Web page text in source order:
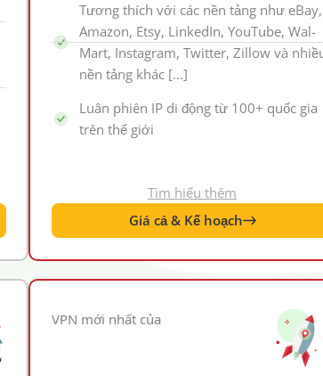
Tương thích với các nền tảng như eBay,
Amazon, Etsy, LinkedIn, YouTube, Wal-
Mart, Instagram, Twitter, Zillow và
nền tảng khác [...]
Luân phiên IP di động từ 100+ quốc gia
trên thế giới
Tìm hiểu thêm
Giá cả & Kế hoạch
VPN mới nhất của